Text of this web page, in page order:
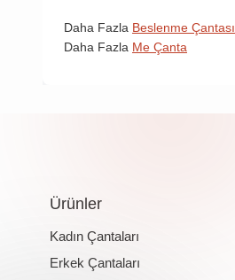
Daha Fazla Beslenme Çantası
Daha Fazla Me Çanta
Ürünler
Kadın Çantaları
Erkek Çantaları